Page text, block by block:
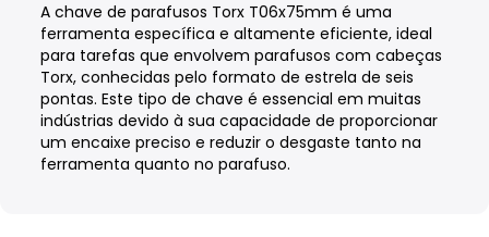
A chave de parafusos Torx T06x75mm é uma
ferramenta específica e altamente eficiente, ideal
para tarefas que envolvem parafusos com cabeças
Torx, conhecidas pelo formato de estrela de seis
pontas. Este tipo de chave é essencial em muitas
indústrias devido à sua capacidade de proporcionar
um encaixe preciso e reduzir o desgaste tanto na
ferramenta quanto no parafuso.